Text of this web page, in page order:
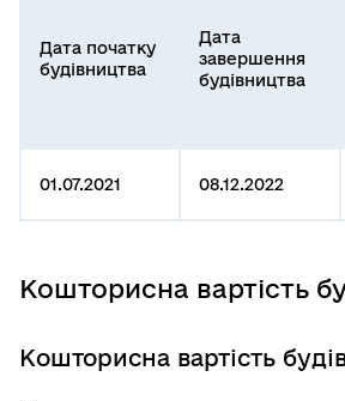
Дата початку
будівництва
Дата
завершення
будівництва
01.07.2021 08.12.2022
Кошторисна вартість
Кошторисна вартість